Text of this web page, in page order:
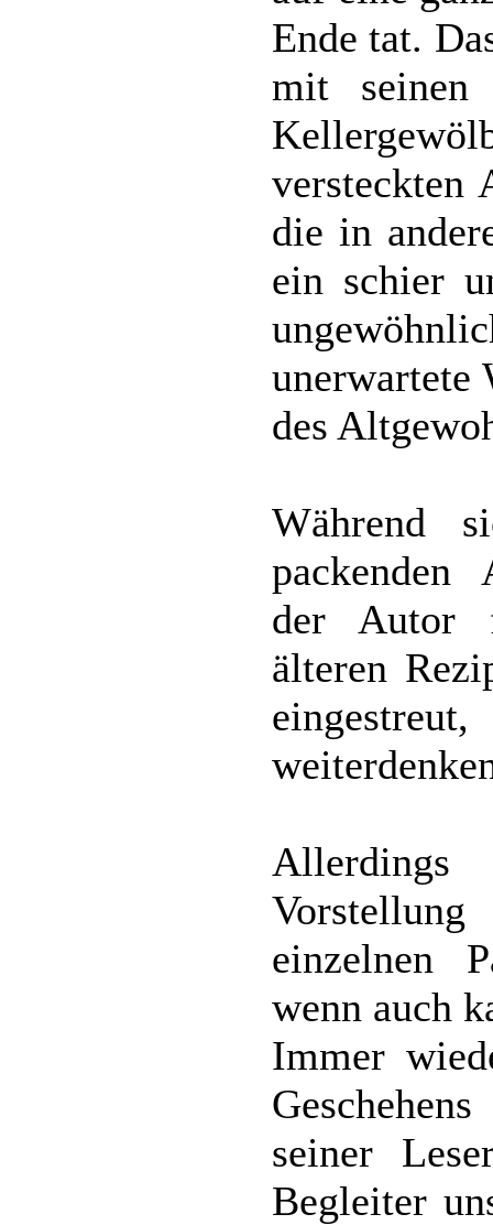
Ende tat.
mit seinen
versteckten
die in
ein schier
unerwartete
des
Während
packenden
der Autor
älteren
einzelnen
wenn auch
Immer
seiner
Begleiter